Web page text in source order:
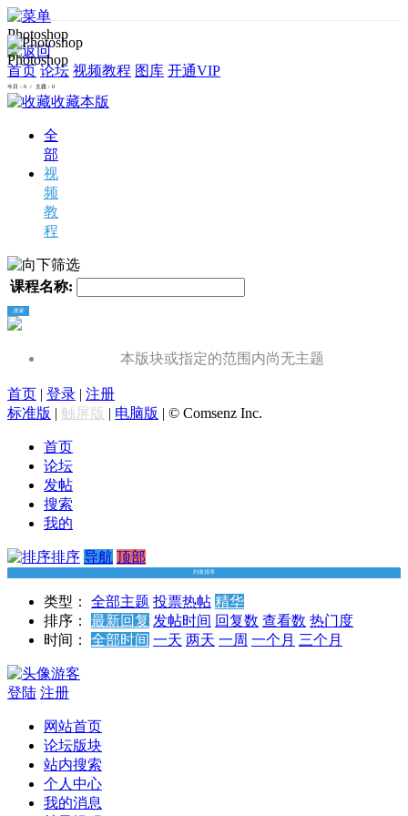
Photoshop
首页 论坛 视频教程 图库 开通VIP
Photoshop
今日：0 / 主题：0
收藏本版
全
部
视
频
教
程
筛选
课程名称:
搜索
本版块或指定的范围内尚无主题
首页 | 登录 | 注册
标准版 | 触屏版 | 电脑版 | © Comsenz Inc.
首页
论坛
发帖
搜索
我的
排序 导航 顶部
列表排序
类型： 全部主题 投票热帖 精华
排序：
最新回复 发帖时间 回复数 查看数 热门度
时间：
全部时间 一天 两天 一周 一个月 三个月
游客
登陆 注册
网站首页
论坛版块
站内搜索
个人中心
我的消息